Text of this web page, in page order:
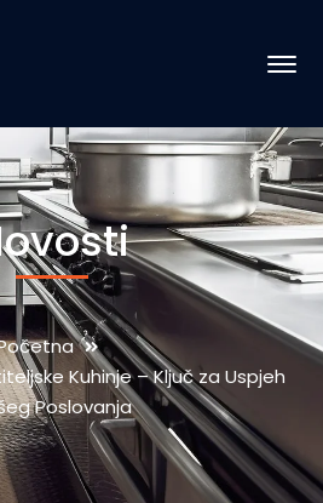
Kuhinje – Ključ za Uspjeh
Poslovanja